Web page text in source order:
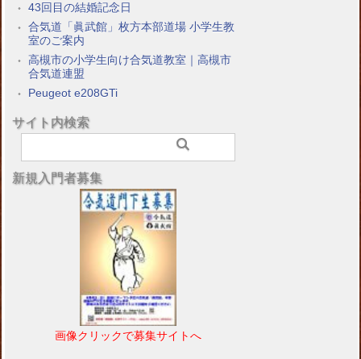
43回目の結婚記念日
合気道「眞武館」枚方本部道場 小学生教
室のご案内
高槻市の小学生向け合気道教室｜高槻市
合気道連盟
Peugeot e208GTi
サイト内検索
新規入門者募集
画像クリックで募集サイトへ